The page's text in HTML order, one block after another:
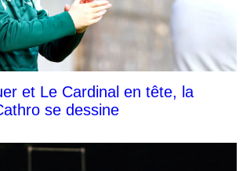
et Le Cardinal en tête, la
se dessine